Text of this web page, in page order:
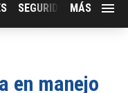
SEGURIDAD JALISCO
MÁS
en manejo